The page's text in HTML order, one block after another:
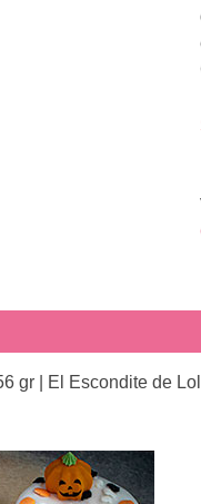
gr| El Escondite de